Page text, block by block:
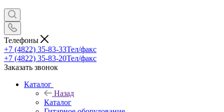
Телефоны
+7 (4822) 35-83-33Тел/факс
+7 (4822) 35-83-20Тел/факс
Заказать звонок
Каталог
Назад
Каталог